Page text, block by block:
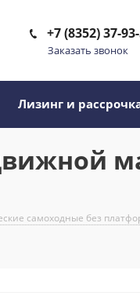
+7 (8352) 37-
Заказать звонок
Лизинг и
самоходные без